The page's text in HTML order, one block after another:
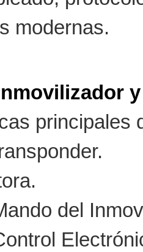
modernas.
principales
del